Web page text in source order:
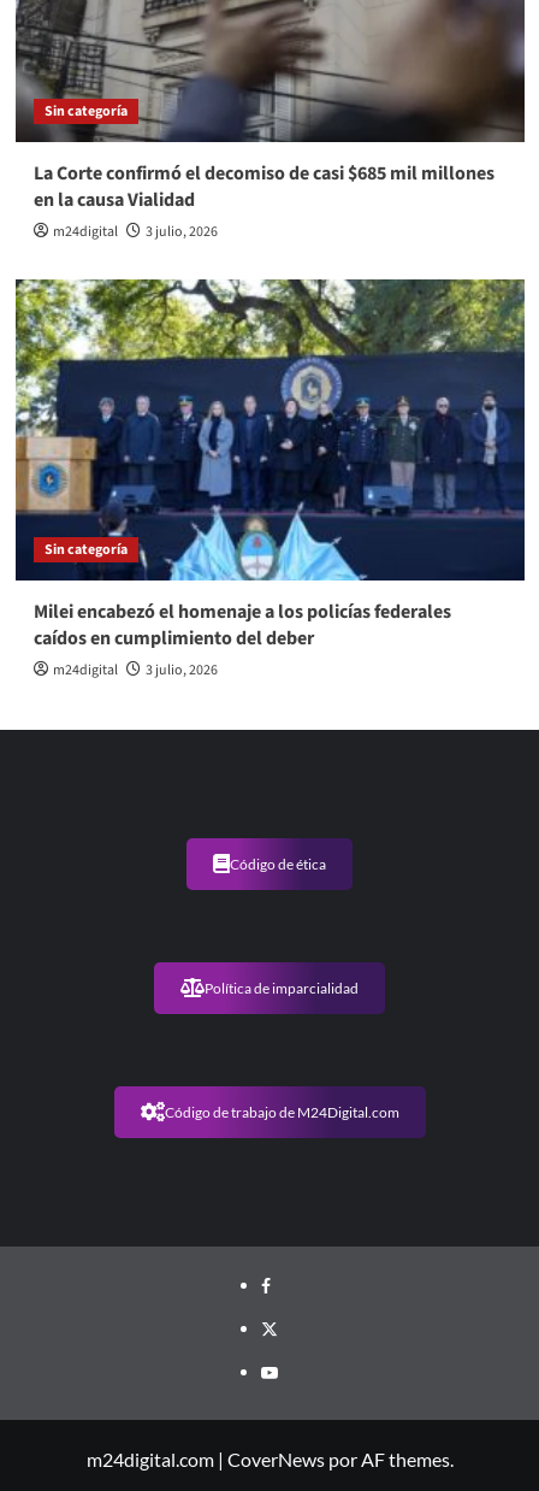
Sin categoría
La Corte confirmó el decomiso de casi $685 mil millones
en la causa Vialidad
m24digital 3 julio, 2026
Sin categoría
Milei encabezó el homenaje a los policías federales
caídos en cumplimiento del deber
m24digital 3 julio, 2026
Código de ética
Política de imparcialidad
Código de trabajo de M24Digital.com
m24digital.com | CoverNewspor AF themes.